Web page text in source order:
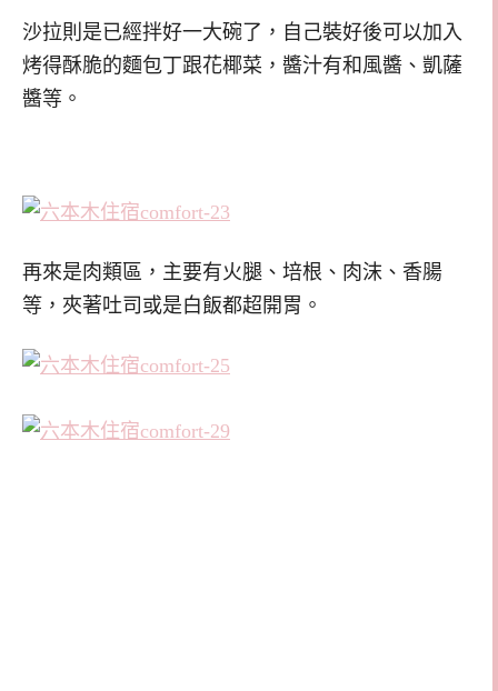
沙拉則是已經拌好一大碗了，自己裝好後可以加入
烤得酥脆的麵包丁跟花椰菜，醬汁有和風醬、凱薩
醬等。
再來是肉類區，主要有火腿、培根、肉沫、香腸
等，夾著吐司或是白飯都超開胃。